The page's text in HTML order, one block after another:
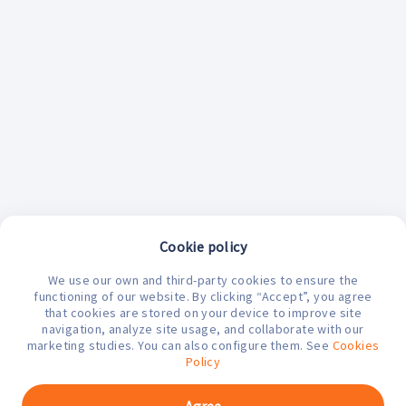
¿En qué podemos ayudarte hoy?
Cookie policy
We use our own and third-party cookies to ensure the
functioning of our website. By clicking “Accept”, you agree
that cookies are stored on your device to improve site
navigation, analyze site usage, and collaborate with our
marketing studies. You can also configure them. See Cookies
Policy